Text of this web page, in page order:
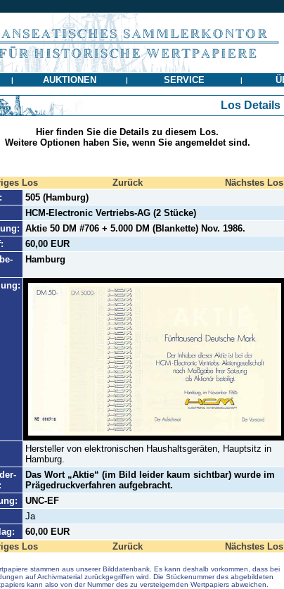
| AUKTIONEN | SERVICE |
Los Details
Hier finden Sie die Details zu diesem Los.
Weitere Optionen haben Sie, wenn Sie angemeldet sind.
Los Zurück
Nächstes Los
505 (Hamburg)
HCM-Electronic Vertriebs-AG (2 Stücke)
Aktie 50 DM #706 + 5.000 DM (Blankette) Nov. 1986.
60,00 EUR
Hamburg
Hersteller von elektronischen Haushaltsgeräten, Hauptsitz in
Hamburg.
Das Wort „Aktie“ (im Bild leider kaum sichtbar) wurde im
Prägedruckverfahren aufgebracht.
UNC-EF
Ja
60,00 EUR
Los
Zurück Nächstes Los
stammen aus unserer Bilddatenbank. Es kann deshalb vorkommen, dass bei
auf Archivmaterial zurückgegriffen wird. Die Stückenummer des abgebildeten
kann also von der Nummer des zu versteigernden Wertpapiers abweichen.